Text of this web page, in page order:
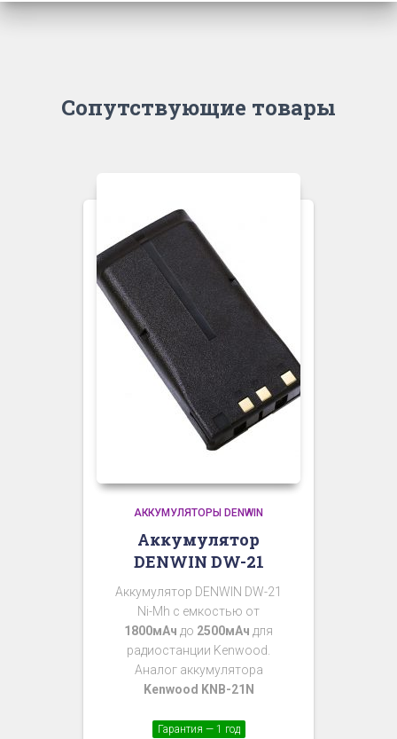
Сопутствующие товары
АККУМУЛЯТОРЫ DENWIN
Аккумулятор
DENWIN DW-21
Аккумулятор DENWIN DW-21
Ni-Mh с емкостью от
1800мАч до 2500мАч для
радиостанции Kenwood.
Аналог аккумулятора
Kenwood KNB-21N
Гарантия — 1 год